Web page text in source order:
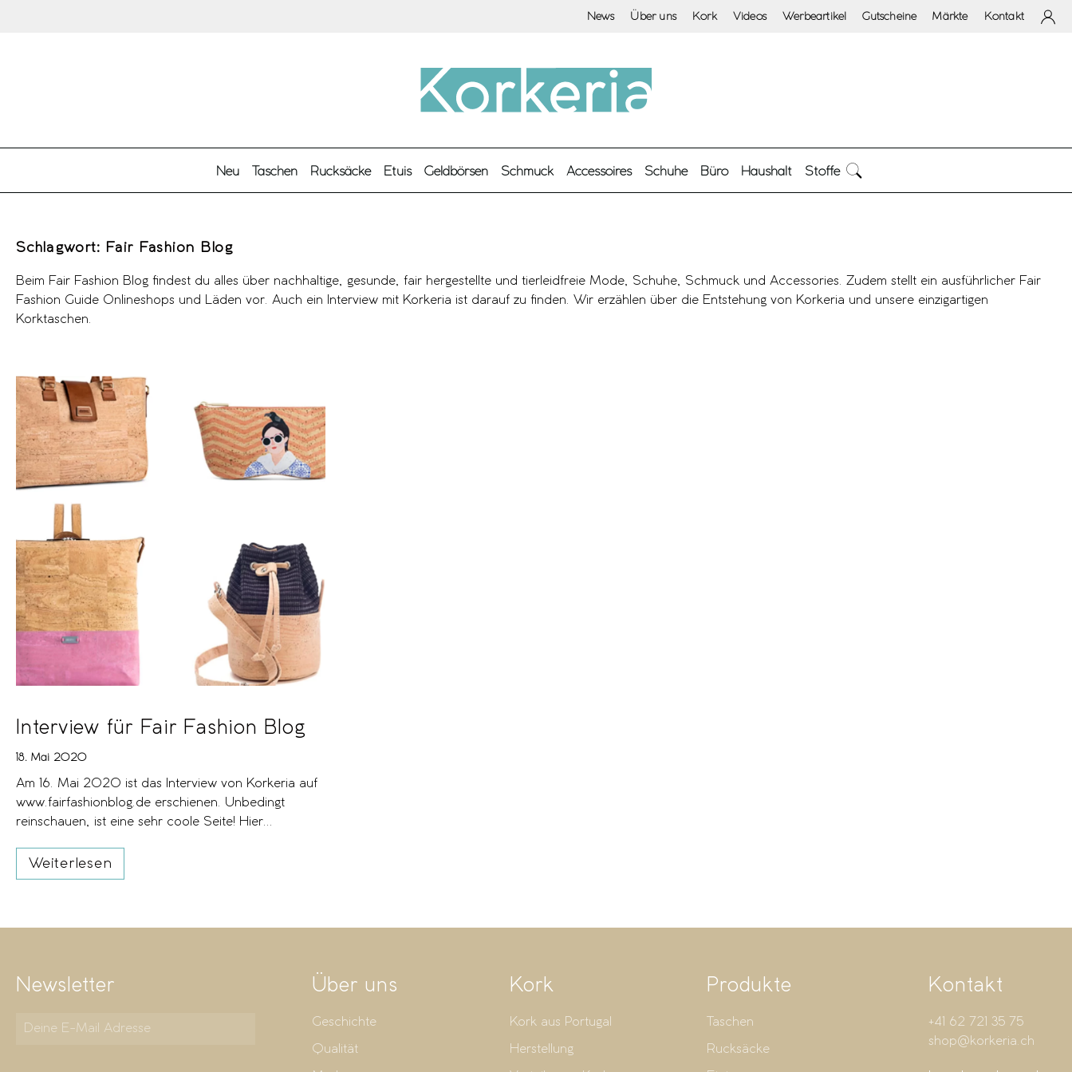
News Über uns Kork Videos Werbeartikel Gutscheine Märkte Kontakt
Neu Taschen Rucksäcke Etuis Geldbörsen Schmuck Accessoires Schuhe Büro Haushalt Stoffe
Schlagwort: Fair Fashion Blog
Beim Fair Fashion Blog findest du alles über nachhaltige, gesunde, fair hergestellte und tierleidfreie Mode, Schuhe, Schmuck und Accessories. Zudem stellt ein ausführlicher Fair
Fashion Guide Onlineshops und Läden vor. Auch ein Interview mit Korkeria ist darauf zu finden. Wir erzählen über die Entstehung von Korkeria und unsere einzigartigen
Korktaschen.
Interview für Fair Fashion Blog
18. Mai 2020
Am 16. Mai 2020 ist das Interview von Korkeria auf
www.fairfashionblog.de erschienen. Unbedingt
reinschauen, ist eine sehr coole Seite! Hier...
Weiterlesen
Newsletter Über uns
Geschichte
Qualität
Kork
Kork aus Portugal
Herstellung
Produkte
Taschen
Rucksäcke
Kontakt
+41 62 721 35 75
shop@korkeria.ch